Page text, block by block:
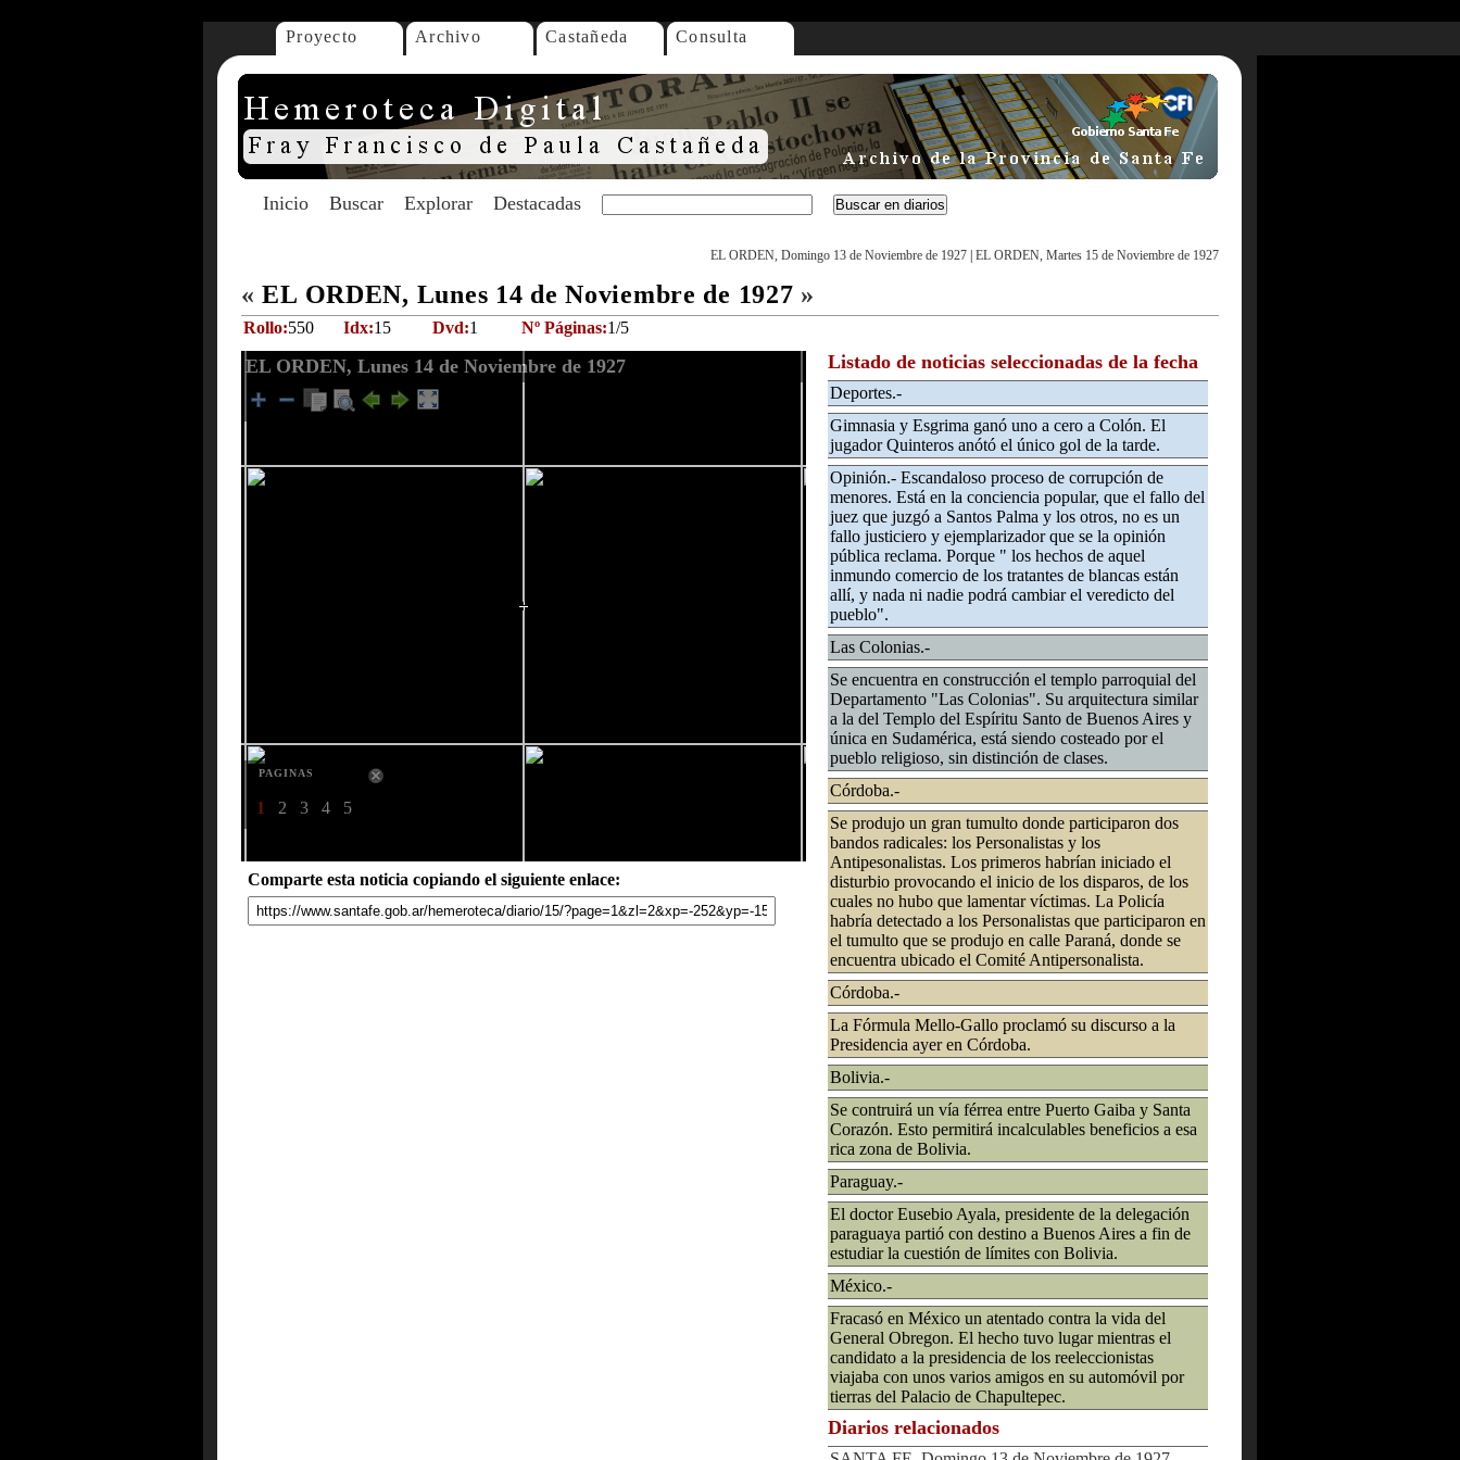
Proyecto Archivo Castañeda Consulta
Inicio Buscar Explorar Destacadas
EL ORDEN, Domingo 13 de Noviembre de 1927 EL ORDEN, Martes 15 de Noviembre de 1927
« EL ORDEN, Lunes 14 de Noviembre de 1927 »
Rollo:550 Idx:15 Dvd:1 Nº Páginas:1/5
EL ORDEN, Lunes 14 de Noviembre de 1927
PAGINAS
1 2 3 4 5
Comparte esta noticia copiando el siguiente enlace:
Listado de noticias seleccionadas de la fecha
Deportes.-
Gimnasia y Esgrima ganó uno a cero a Colón. El
jugador Quinteros anótó el único gol de la tarde.
Opinión.- Escandaloso proceso de corrupción de
menores. Está en la conciencia popular, que el fallo del
juez que juzgó a Santos Palma y los otros, no es un
fallo justiciero y ejemplarizador que se la opinión
pública reclama. Porque " los hechos de aquel
inmundo comercio de los tratantes de blancas están
allí, y nada ni nadie podrá cambiar el veredicto del
pueblo".
Las Colonias.-
Se encuentra en construcción el templo parroquial del
Departamento "Las Colonias". Su arquitectura similar
a la del Templo del Espíritu Santo de Buenos Aires y
única en Sudamérica, está siendo costeado por el
pueblo religioso, sin distinción de clases.
Córdoba.-
Se produjo un gran tumulto donde participaron dos
bandos radicales: los Personalistas y los
Antipesonalistas. Los primeros habrían iniciado el
disturbio provocando el inicio de los disparos, de los
cuales no hubo que lamentar víctimas. La Policía
habría detectado a los Personalistas que participaron en
el tumulto que se produjo en calle Paraná, donde se
encuentra ubicado el Comité Antipersonalista.
Córdoba.-
La Fórmula Mello-Gallo proclamó su discurso a la
Presidencia ayer en Córdoba.
Bolivia.-
Se contruirá un vía férrea entre Puerto Gaiba y Santa
Corazón. Esto permitirá incalculables beneficios a esa
rica zona de Bolivia.
Paraguay.-
El doctor Eusebio Ayala, presidente de la delegación
paraguaya partió con destino a Buenos Aires a fin de
estudiar la cuestión de límites con Bolivia.
México.-
Fracasó en México un atentado contra la vida del
General Obregon. El hecho tuvo lugar mientras el
candidato a la presidencia de los reeleccionistas
viajaba con unos varios amigos en su automóvil por
tierras del Palacio de Chapultepec.
Diarios relacionados